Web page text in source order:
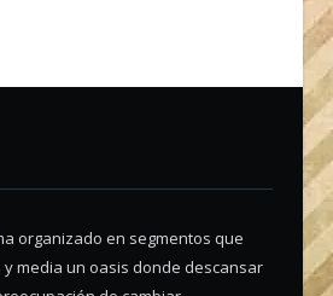
organizado en segmentos que
media un oasis donde descansar